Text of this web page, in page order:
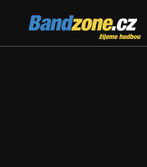
Bandzone.cz
žijeme hudbou